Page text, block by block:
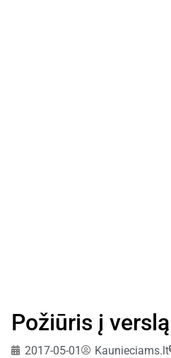
Požiūris į
2017-05-01 Kaunieciams.lt